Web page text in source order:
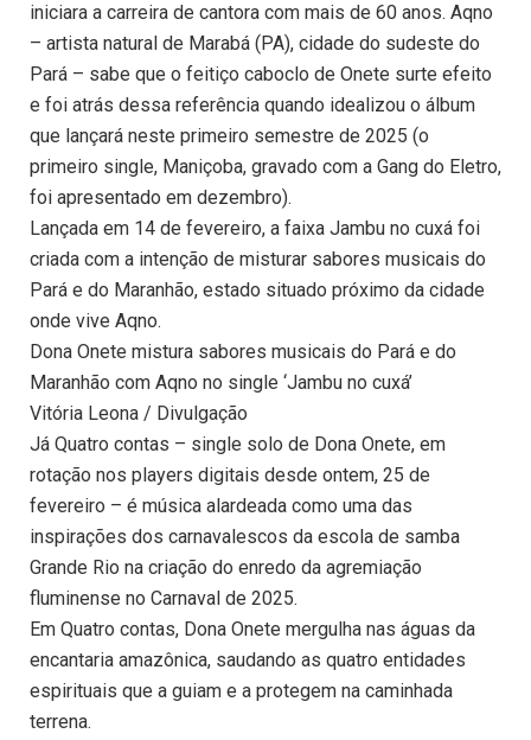
iniciara a carreira de cantora com mais de 60 anos. Aqno
– artista natural de Marabá (PA), cidade do sudeste do
Pará – sabe que o feitiço caboclo de Onete surte efeito
e foi atrás dessa referência quando idealizou o álbum
que lançará neste primeiro semestre de 2025 (o
primeiro single, Maniçoba, gravado com a Gang do Eletro,
foi apresentado em dezembro).
Lançada em 14 de fevereiro, a faixa Jambu no cuxá foi
criada com a intenção de misturar sabores musicais do
Pará e do Maranhão, estado situado próximo da cidade
onde vive Aqno.
Dona Onete mistura sabores musicais do Pará e do
Maranhão com Aqno no single ‘Jambu no cuxá’
Vitória Leona / Divulgação
Já Quatro contas – single solo de Dona Onete, em
rotação nos players digitais desde ontem, 25 de
fevereiro – é música alardeada como uma das
inspirações dos carnavalescos da escola de samba
Grande Rio na criação do enredo da agremiação
fluminense no Carnaval de 2025.
Em Quatro contas, Dona Onete mergulha nas águas da
encantaria amazônica, saudando as quatro entidades
espirituais que a guiam e a protegem na caminhada
terrena.